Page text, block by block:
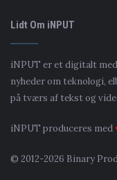
Lidt Om iNPUT
iNPUT er et digitalt
nyheder om teknologi,
på tværs af tekst og
iNPUT produceres med
© 2012-2026 Binary